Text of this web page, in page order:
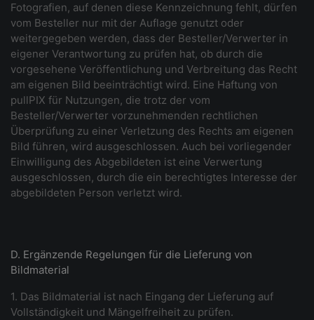
Fotografien, auf denen diese Kennzeichnung fehlt, dürfen
vom Besteller nur mit der Auflage genutzt oder
weitergegeben werden, dass der Besteller/Verwerter in
eigener Verantwortung zu prüfen hat, ob durch die
vorgesehene Veröffentlichung und Verbreitung das Recht
am eigenen Bild beeinträchtigt wird. Eine Haftung von
pullPIX für Nutzungen, die trotz der vom
Besteller/Verwerter vorzunehmenden rechtlichen
Überprüfung zu einer Verletzung des Rechts am eigenen
Bild führen, wird ausgeschlossen. Auch bei vorliegender
Einwilligung des Abgebildeten ist eine Verwertung
ausgeschlossen, durch die ein berechtigtes Interesse der
abgebildeten Person verletzt wird.
D. Ergänzende Regelungen für die Lieferung von
Bildmaterial
1. Das Bildmaterial ist nach Eingang der Lieferung auf
Vollständigkeit und Mängelfreiheit zu prüfen.